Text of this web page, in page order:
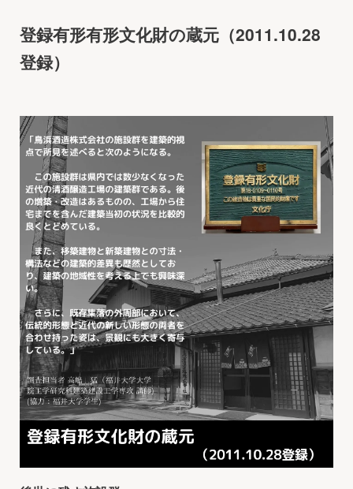
登録有形有形文化財の蔵元（2011.10.28
登録）